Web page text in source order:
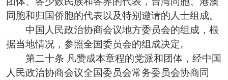
同胞和归国侨胞的代表以及特别邀请的人士组成。
中国人民政治协商会议地方委员会的组成，根
据当地情况，参照全国委员会的组成决定。
第二十条 凡赞成本章程的党派和团体，经中国
人民政治协商会议全国委员会常务委员会协商同